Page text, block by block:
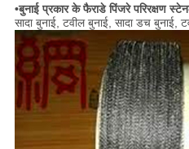
•बुनाई प्रकार के फैराडे पिंजरे परिरक्षण
सादा बुनाई, टवील बुनाई, सादा डच बुनाई,